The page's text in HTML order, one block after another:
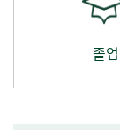
졸업